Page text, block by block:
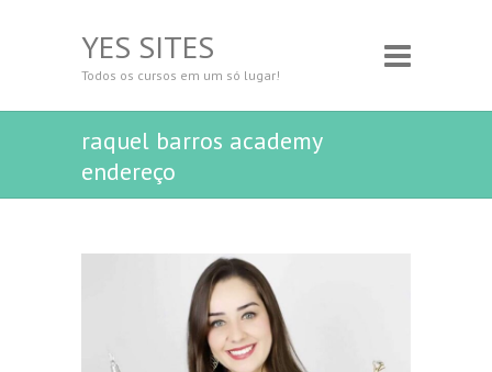
YES SITES
Todos os cursos em um só lugar!
raquel barros academy
endereço